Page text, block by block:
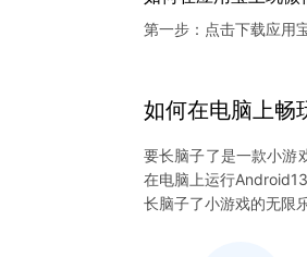
第一步：点击下载应用
如何在电脑上畅
要长脑子了是一款小游
在电脑上运行
长脑子了小游戏的无限